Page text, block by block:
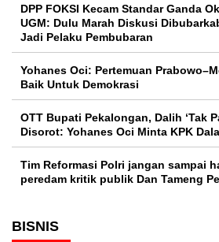
DPP FOKSI Kecam Standar Ganda
UGM: Dulu Marah Diskusi
Jadi Pelaku Pembubaran
Yohanes Oci: Pertemuan
Baik Untuk Demokrasi
OTT Bupati Pekalongan, Dalih ‘Tak
Disorot: Yohanes Oci Minta KPK
Tim Reformasi Polri jangan sampai
peredam kritik publik Dan Tameng
BISNIS